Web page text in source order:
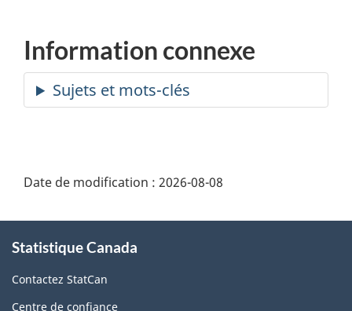
Information connexe
Date de modification : 2026-08-08
propos
de
ce
Statistique Canada
Contactez StatCan
Centre de confiance